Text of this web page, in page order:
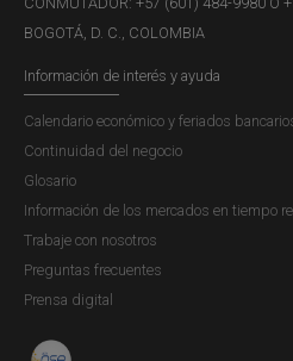
BOGOTÁ, D. C., COLOMBIA
Información de interés y ayuda
Calendario económico y feriados
Continuidad del negocio
Glosario
Información de los mercados en tiempo
Trabaje con nosotros
Preguntas frecuentes
Prensa digital